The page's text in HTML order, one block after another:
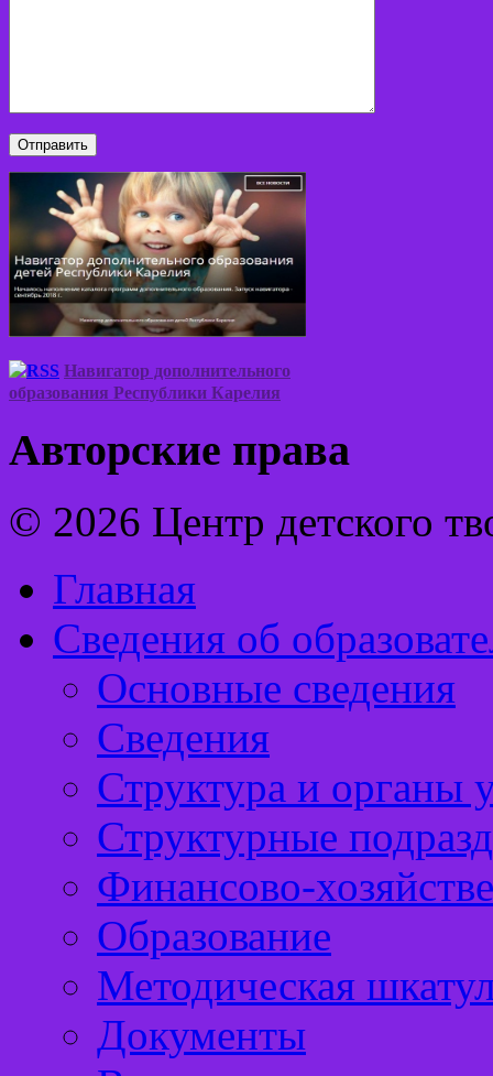
Навигатор дополнительного
образования Республики Карелия
Авторские права
© 2026 Центр детского
Главная
Сведения об
Основные сведения
Сведения
Структура и органы
Структурные
Финансово-
Образование
Методическая
Документы